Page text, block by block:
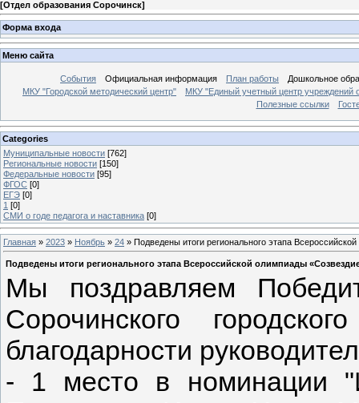
[Отдел образования Сорочинск]
Форма входа
Меню сайта
События Официальная информация План работы
Дошкольное
МКУ "Городской методический центр"
МКУ "Единый учетный центр учреждений
Полезные ссылки
Categories
Муниципальные новости [762]
Региональные новости [150]
Федеральные новости [95]
ФГОС [0]
ЕГЭ [0]
1 [0]
СМИ о годе педагога и наставника [0]
Главная » 2023 » Ноябрь » 24 » Подведены итоги регионального этапа
Подведены итоги регионального этапа Всероссийской олимпиады
Мы поздравляем
Сорочинского
благодарности
- 1 место в номинации